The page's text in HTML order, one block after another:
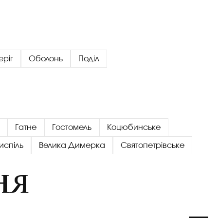
Оболонь Поділ
Гатне Гостомель Коцюбинське
Велика Димерка Святопетрівське